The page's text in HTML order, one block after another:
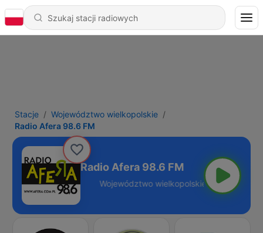
Stacje
Województwo wielkopolskie
Radio Afera 98.6 FM
Radio Afera 98.6 FM
- 98.6 FM